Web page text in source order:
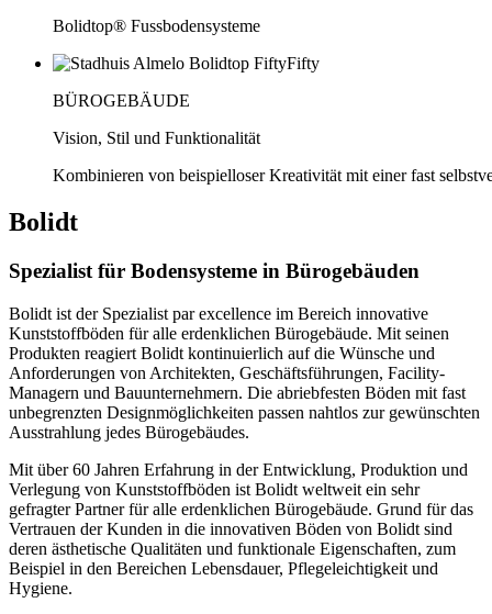
Bolidtop® Fussbodensysteme
BÜROGEBÄUDE
Vision, Stil und Funktionalität
Kombinieren von beispielloser Kreativität mit einer fast
Bolidt
Spezialist für Bodensysteme in Bürogebäuden
Bolidt ist der Spezialist par excellence im Bereich innovative
Kunststoffböden für alle erdenklichen Bürogebäude. Mit seinen
Produkten reagiert Bolidt kontinuierlich auf die Wünsche und
Anforderungen von Architekten, Geschäftsführungen, Facility-
Managern und Bauunternehmern. Die abriebfesten Böden mit fast
unbegrenzten Designmöglichkeiten passen nahtlos zur gewünschten
Ausstrahlung jedes Bürogebäudes.
Mit über 60 Jahren Erfahrung in der Entwicklung, Produktion und
Verlegung von Kunststoffböden ist Bolidt weltweit ein sehr
gefragter Partner für alle erdenklichen Bürogebäude. Grund für das
Vertrauen der Kunden in die innovativen Böden von Bolidt sind
deren ästhetische Qualitäten und funktionale Eigenschaften, zum
Beispiel in den Bereichen Lebensdauer, Pflegeleichtigkeit und
Hygiene.